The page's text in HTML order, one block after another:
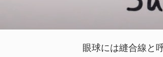
眼球には縫合線と